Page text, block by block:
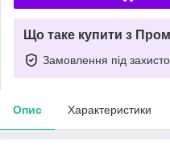
Що таке купити з
Замовлення під
Опис Характеристики